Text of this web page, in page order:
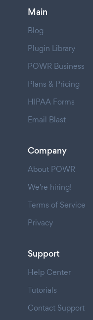
Main
Blog
Plugin Library
POWR Business
Plans & Pricing
HIPAA Forms
Email Blast
Company
About POWR
We're hiring!
Terms of Service
Privacy
Support
Help Center
Tutorials
Contact Support